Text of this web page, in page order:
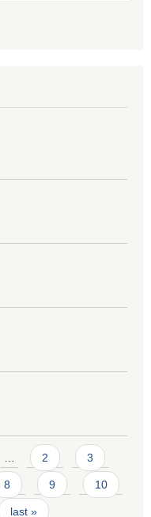
… 2 3
8 9 10
last »